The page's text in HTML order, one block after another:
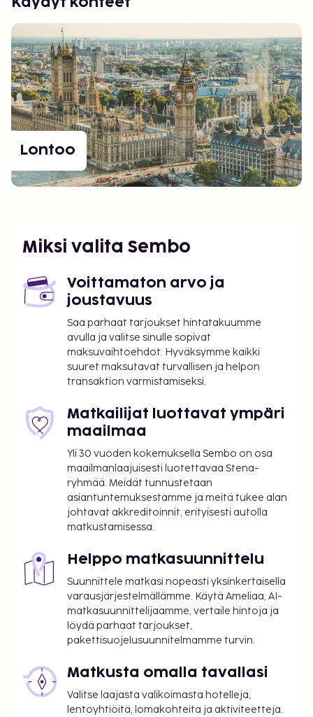
Lontoo
Miksi valita Sembo
Voittamaton arvo ja
joustavuus
Saa parhaat tarjoukset hintatakuumme
avulla ja valitse sinulle sopivat
maksuvaihtoehdot. Hyväksymme kaikki
suuret maksutavat turvallisen ja helpon
transaktion varmistamiseksi.
Matkailijat luottavat ympäri
maailmaa
Yli 30 vuoden kokemuksella Sembo on osa
maailmanlaajuisesti luotettavaa Stena-
ryhmää. Meidät tunnustetaan
asiantuntemuksestamme ja meitä tukee alan
johtavat akkreditoinnit, erityisesti autolla
matkustamisessa.
Helppo matkasuunnittelu
Suunnittele matkasi nopeasti yksinkertaisella
varausjärjestelmällämme. Käytä Ameliaa, AI-
matkasuunnittelijaamme, vertaile hintoja ja
löydä parhaat tarjoukset,
pakettisuojelusuunnitelmamme turvin.
Matkusta omalla tavallasi
Valitse laajasta valikoimasta hotelleja,
lentoyhtiöitä, lomakohteita ja aktiviteetteja.